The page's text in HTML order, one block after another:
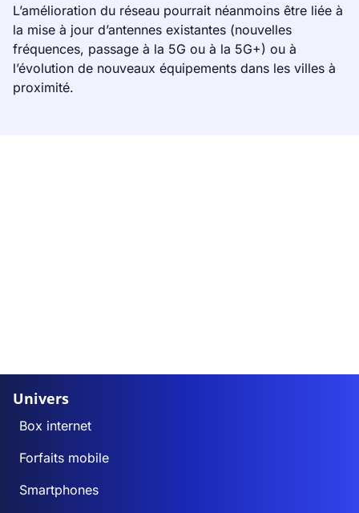
L’amélioration du réseau pourrait néanmoins être liée à
la mise à jour d’antennes existantes (nouvelles
fréquences, passage à la 5G ou à la 5G+) ou à
l’évolution de nouveaux équipements dans les villes à
proximité.
Univers
Box internet
Forfaits mobile
Smartphones